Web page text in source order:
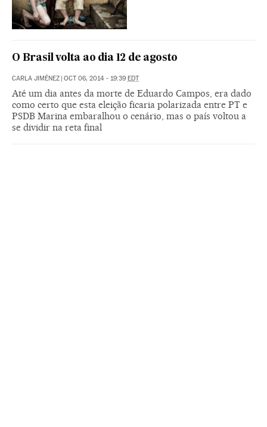
O Brasil volta ao dia 12 de agosto
CARLA JIMÉNEZ | OCT 06, 2014 - 19:39 EDT
Até um dia antes da morte de Eduardo Campos, era dado
como certo que esta eleição ficaria polarizada entre PT e
PSDB Marina embaralhou o cenário, mas o país voltou a
se dividir na reta final